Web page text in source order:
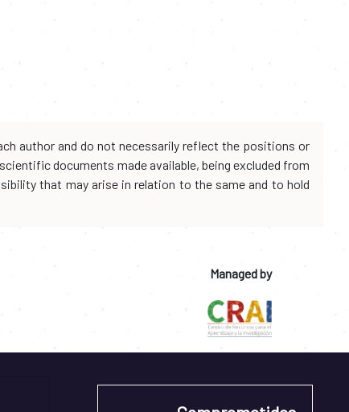
author and do not necessarily reflect the positions or
documents made available, being excluded from
that may arise in relation to the same and to hold
Managed by